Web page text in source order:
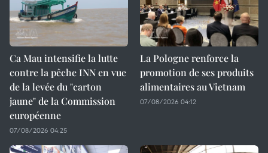
Ca Mau intensifie la lutte
contre la pêche INN en vue
de la levée du "carton
jaune" de la Commission
européenne
07/08/2026 04:25
La Pologne renforce la
promotion de ses produits
alimentaires au Vietnam
07/08/2026 04:12